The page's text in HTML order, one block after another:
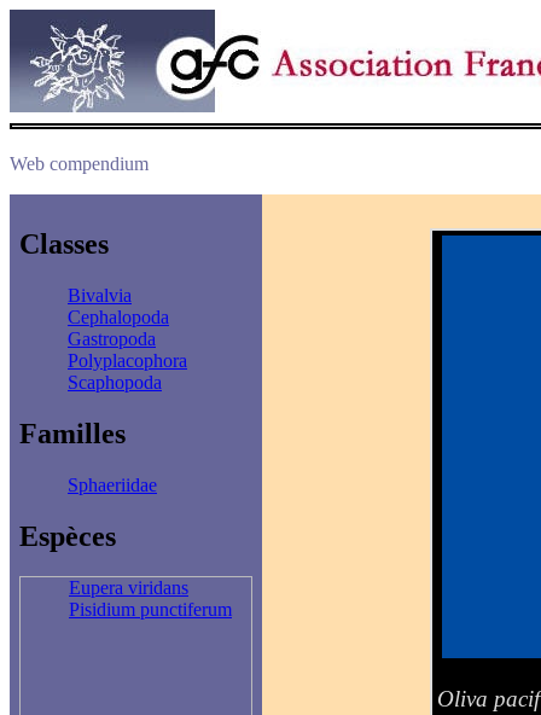
Web compendium
Classes
Bivalvia
Cephalopoda
Gastropoda
Polyplacophora
Scaphopoda
Familles
Sphaeriidae
Espèces
Eupera viridans
Pisidium punctiferum
Oliva